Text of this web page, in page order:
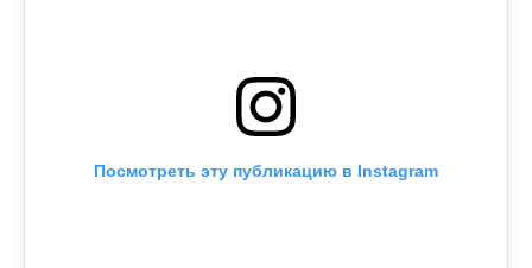
Посмотреть эту публикацию в Instagram